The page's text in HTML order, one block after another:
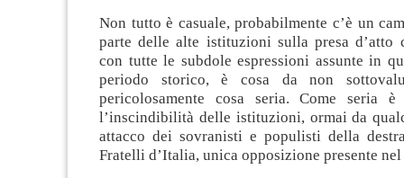
Non tutto è casuale, probabilmente c’è un
parte delle alte istituzioni sulla presa d’atto
con tutte le subdole espressioni assunte in
periodo storico, è cosa da non
pericolosamente cosa seria. Come seria
l’inscindibilità delle istituzioni, ormai da
attacco dei sovranisti e populisti della
Fratelli d’Italia, unica opposizione presente nel